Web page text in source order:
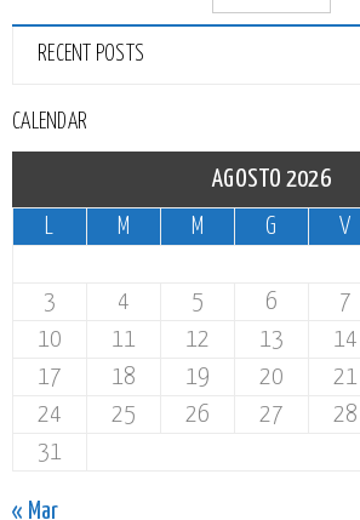
RECENT POSTS
CALENDAR
AGOSTO 2026
L
M M G V
3
4 5 6 7
10
11 12 13 14
17
18 19 20 21
24
25 26 27 28
31
« Mar